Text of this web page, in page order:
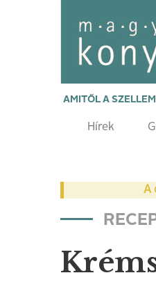
AMITŐL A
Hírek
A